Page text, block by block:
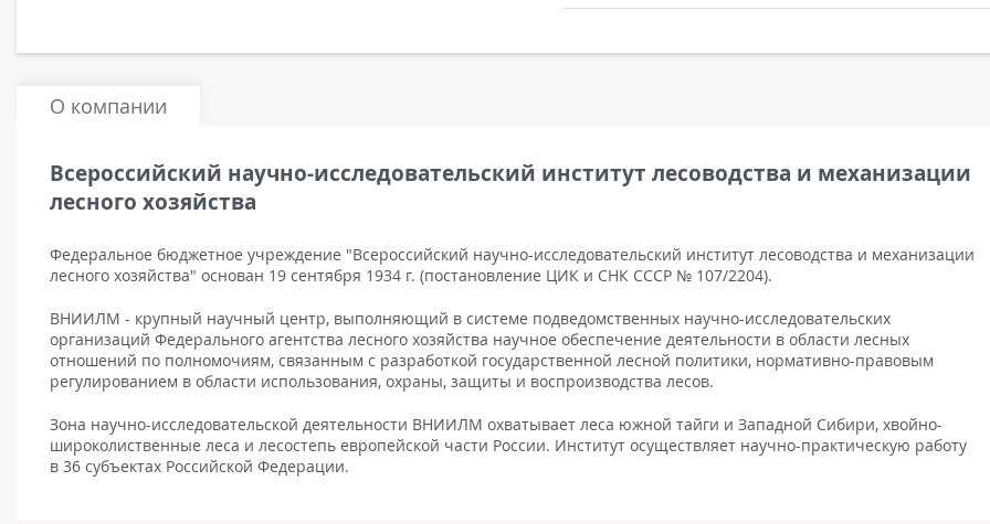
О компании
Всероссийский научно-исследовательский институт лесоводства и механизации
лесного хозяйства
Федеральное бюджетное учреждение "Всероссийский научно-исследовательский институт лесоводства и механизации
лесного хозяйства" основан 19 сентября 1934 г. (постановление ЦИК и СНК СССР № 107/2204).
ВНИИЛМ - крупный научный центр, выполняющий в системе подведомственных научно-исследовательских
организаций Федерального агентства лесного хозяйства научное обеспечение деятельности в области лесных
отношений по полномочиям, связанным с разработкой государственной лесной политики, нормативно-правовым
регулированием в области использования, охраны, защиты и воспроизводства лесов.
Зона научно-исследовательской деятельности ВНИИЛМ охватывает леса южной тайги и Западной Сибири, хвойно-
широколиственные леса и лесостепь европейской части России. Институт осуществляет научно-практическую работу
в 36 субъектах Российской Федерации.